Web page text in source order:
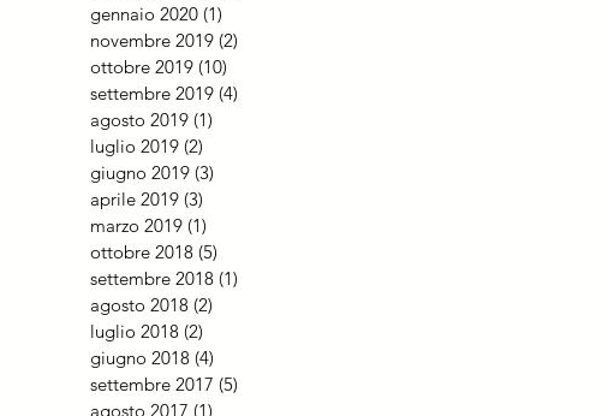
gennaio 2020 (1)
novembre 2019 (2)
ottobre 2019 (10)
settembre 2019 (4)
agosto 2019 (1)
luglio 2019 (2)
giugno 2019 (3)
aprile 2019 (3)
marzo 2019 (1)
ottobre 2018 (5)
settembre 2018 (1)
agosto 2018 (2)
luglio 2018 (2)
giugno 2018 (4)
settembre 2017 (5)
agosto 2017 (1)